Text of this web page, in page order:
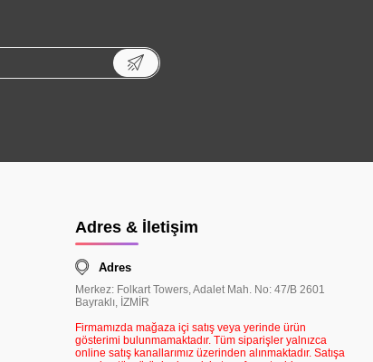
Adres & İletişim
Adres
Merkez: Folkart Towers, Adalet Mah. No: 47/B 2601
Bayraklı, İZMİR
Firmamızda mağaza içi satış veya yerinde ürün
gösterimi bulunmamaktadır. Tüm siparişler yalnızca
online satış kanallarımız üzerinden alınmaktadır. Satışa